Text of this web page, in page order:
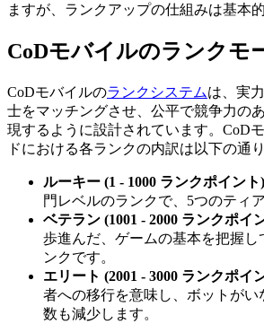
ますが、ランクアップの仕組みは基本
CoDモバイルのランクモ
CoDモバイルのランクシステムは、実
士をマッチングさせ、公平で競争力の
現するように設計されています。CoD
ドにおける各ランクの内訳は以下の通
ルーキー (1 - 1000 ランクポイント)
門レベルのランクで、5つのティ
ベテラン (1001 - 2000 ランクポイ
歩進んだ、ゲームの基本を把握し
ンクです。
エリート (2001 - 3000 ランクポイ
者への移行を意味し、ボットがい
数も減少します。